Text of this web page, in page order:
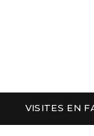
VISITES EN